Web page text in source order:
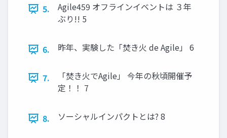
5.
Agile459 オフラインイベントは ３年
ぶり!! 5
6. 昨年、実験した「焚き火 de Agile」 6
7.
「焚き火でAgile」 今年の秋頃開催予
定！！ 7
8. ソーシャルインパクトとは? 8